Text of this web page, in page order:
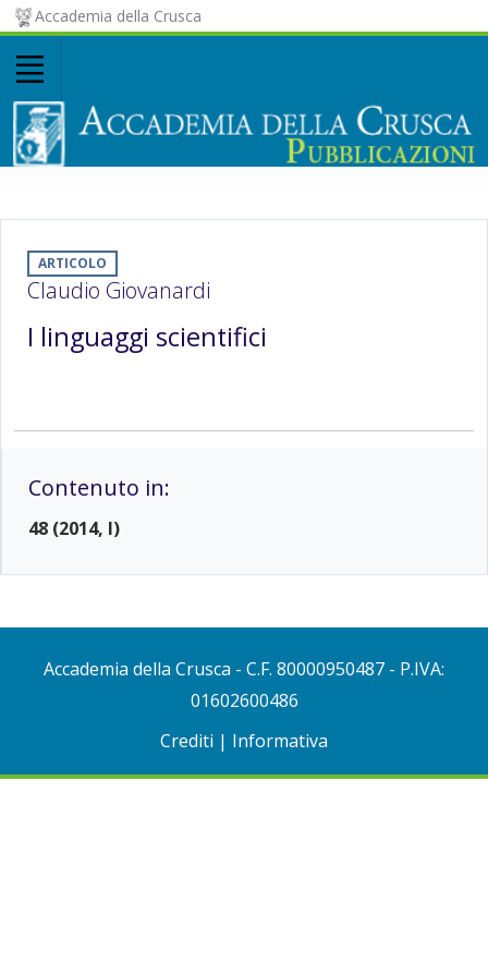
Accademia della Crusca
ARTICOLO
Claudio Giovanardi
I linguaggi scientifici
Contenuto in:
48 (2014, I)
Accademia della Crusca - C.F. 80000950487 - P.IVA:
01602600486
Crediti | Informativa